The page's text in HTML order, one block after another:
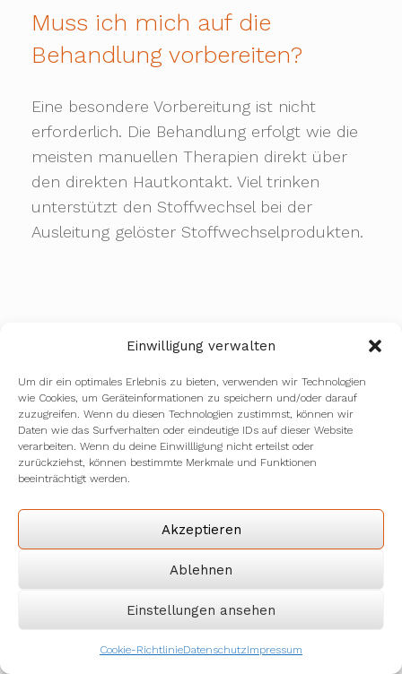
Einwilligung verwalten
Um dir ein optimales Erlebnis zu bieten, verwenden wir Technologien
wie Cookies, um Geräteinformationen zu speichern und/oder darauf
zuzugreifen. Wenn du diesen Technologien zustimmst, können wir
Daten wie das Surfverhalten oder eindeutige IDs auf dieser Website
verarbeiten. Wenn du deine Einwillligung nicht erteilst oder
zurückziehst, können bestimmte Merkmale und Funktionen
beeinträchtigt werden.
Akzeptieren
Ablehnen
Einstellungen ansehen
Cookie-RichtlinieDatenschutzImpressum
Muss ich mich auf die
Behandlung vorbereiten?
Eine besondere Vorbereitung ist nicht
erforderlich. Die Behandlung erfolgt wie die
meisten manuellen Therapien direkt über
den direkten Hautkontakt. Viel trinken
unterstützt den Stoffwechsel bei der
Ausleitung gelöster Stoffwechselprodukten.
Unterstützt die Triggerpunkt-
Behandlung auch bei
sportlichen Beschwerden?
Ja, die Therapie eignet sich sehr gut zur
Überlastungen, Muskelkater und
eingeschränkter Beweglichkeit. Sie
unterstützt die Regeneration und kann
helfen, Verletzungen vorzubeugen.